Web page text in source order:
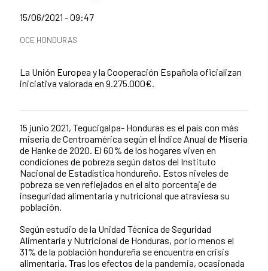
Date of publication of the news item
15/06/2021 - 09:47
News categories
OCE HONDURAS
La Unión Europea y la Cooperación Española oficializan
iniciativa valorada en 9.275.000€.
News content
15 junio 2021, Tegucigalpa- Honduras es el país con más
miseria de Centroamérica según el Índice Anual de Miseria
de Hanke de 2020. El 60% de los hogares viven en
condiciones de pobreza según datos del Instituto
Nacional de Estadística hondureño. Estos niveles de
pobreza se ven reflejados en el alto porcentaje de
inseguridad alimentaria y nutricional que atraviesa su
población.
Según estudio de la Unidad Técnica de Seguridad
Alimentaria y Nutricional de Honduras, por lo menos el
31% de la población hondureña se encuentra en crisis
alimentaria. Tras los efectos de la pandemia, ocasionada